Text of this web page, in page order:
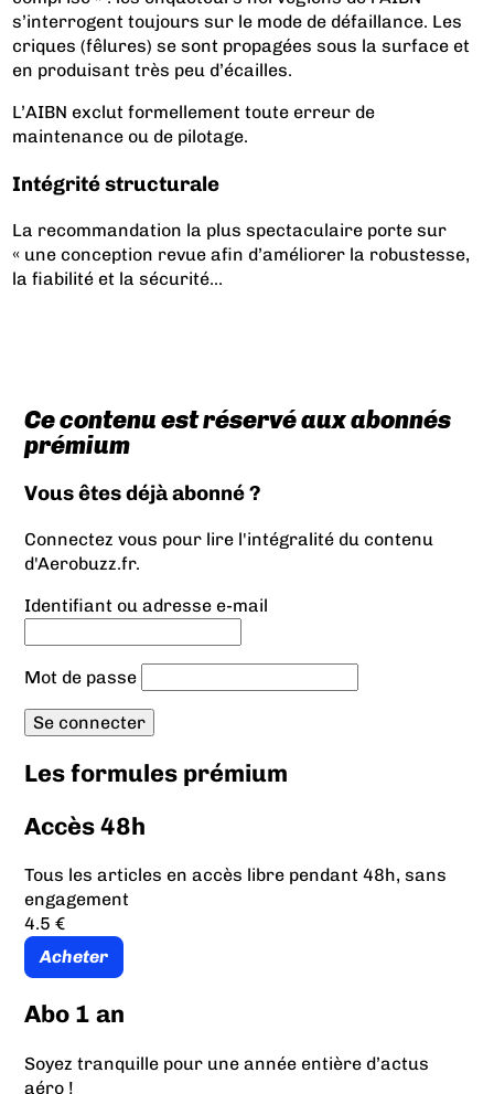
s’interrogent toujours sur le mode de défaillance. Les
criques (fêlures) se sont propagées sous la surface et
en produisant très peu d’écailles.
L’AIBN exclut formellement toute erreur de
maintenance ou de pilotage.
Intégrité structurale
La recommandation la plus spectaculaire porte sur
« une conception revue afin d’améliorer la robustesse,
la fiabilité et la sécurité...
Ce contenu est réservé aux abonnés
prémium
Vous êtes déjà abonné ?
Connectez vous pour lire l'intégralité du contenu
d'Aerobuzz.fr.
Identifiant ou adresse e-mail
Mot de passe
Les formules prémium
Accès 48h
Tous les articles en accès libre pendant 48h, sans
engagement
4.5 €
Acheter
Abo 1 an
Soyez tranquille pour une année entière d’actus
aéro !